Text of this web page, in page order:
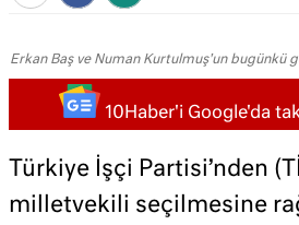
Erkan Baş ve Numan Kurtulmuş'un bugünkü
10Haber'i Google'da
Türkiye İşçi Partisi’nden
milletvekili seçilmesine